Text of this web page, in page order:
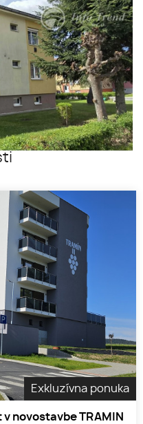
Exkluzívna ponuka
novostavbe TRAMIN